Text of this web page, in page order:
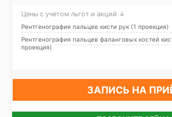
Цены с учетом льгот и акций ↓
Рентгенография пальцев кисти рук (1 проекция)
Рентгенография пальцев фаланговых костей
проекция)
ЗАПИСЬ НА